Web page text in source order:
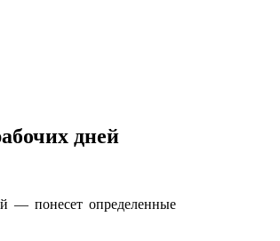
дней
— понесет определенные